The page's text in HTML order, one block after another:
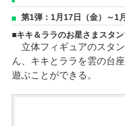
第1弾：1月17日（金）～1
キキ＆ララのお星さまスタ
立体フィギュアのスタ
ん、キキとララを雲の台
遊ぶことができる。